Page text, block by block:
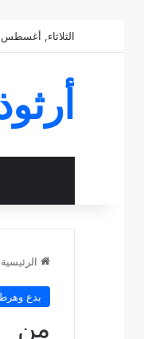
الثلاثاء, أغسطس 4 2026
الرئيسية
بدع
من